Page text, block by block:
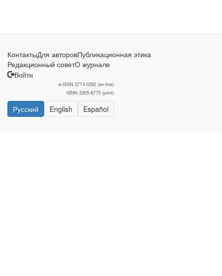
КонтактыДля авторовПубликационная этика
Редакционный советО журнале
Войти
e-ISSN 2713-0282 (on-line)
ISNN 2305-8773 (print)
Русский English Español